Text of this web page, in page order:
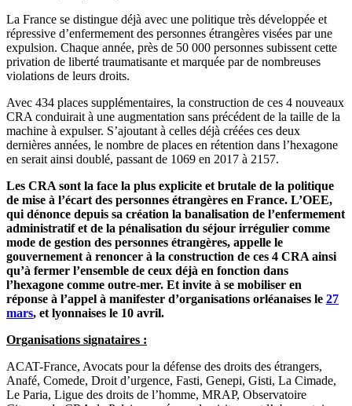
La France se distingue déjà avec une politique très développée et
répressive d’enfermement des personnes étrangères visées par une
expulsion. Chaque année, près de 50 000 personnes subissent cette
privation de liberté traumatisante et marquée par de nombreuses
violations de leurs droits.
Avec 434 places supplémentaires, la construction de ces 4 nouveaux
CRA conduirait à une augmentation sans précédent de la taille de la
machine à expulser. S’ajoutant à celles déjà créées ces deux
dernières années, le nombre de places en rétention dans l’hexagone
en serait ainsi doublé, passant de 1069 en 2017 à 2157.
Les CRA sont la face la plus explicite et brutale de la politique
de mise à l’écart des personnes étrangères en France. L’OEE,
qui dénonce depuis sa création la banalisation de l’enfermement
administratif et de la pénalisation du séjour irrégulier comme
mode de gestion des personnes étrangères, appelle le
gouvernement à renoncer à la construction de ces 4 CRA ainsi
qu’à fermer l’ensemble de ceux déjà en fonction dans
l’hexagone comme outre-mer. Et invite à se mobiliser en
réponse à l’appel à manifester d’organisations orléanaises le 27
mars, et lyonnaises le 10 avril.
Organisations signataires :
ACAT-France, Avocats pour la défense des droits des étrangers,
Anafé, Comede, Droit d’urgence, Fasti, Genepi, Gisti, La Cimade,
Le Paria, Ligue des droits de l’homme, MRAP, Observatoire